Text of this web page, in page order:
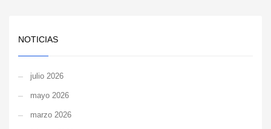
NOTICIAS
julio 2026
mayo 2026
marzo 2026